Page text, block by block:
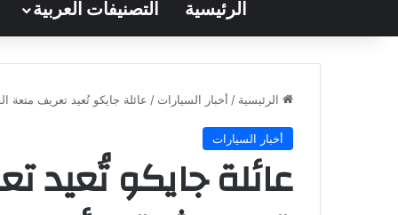
الرئيسية التصنيفات العربية
الرئيسية / أخبار السيارات / عائلة جايكو تُعيد تعريف
أخبار السيارات
عائلة جايكو تُعيد